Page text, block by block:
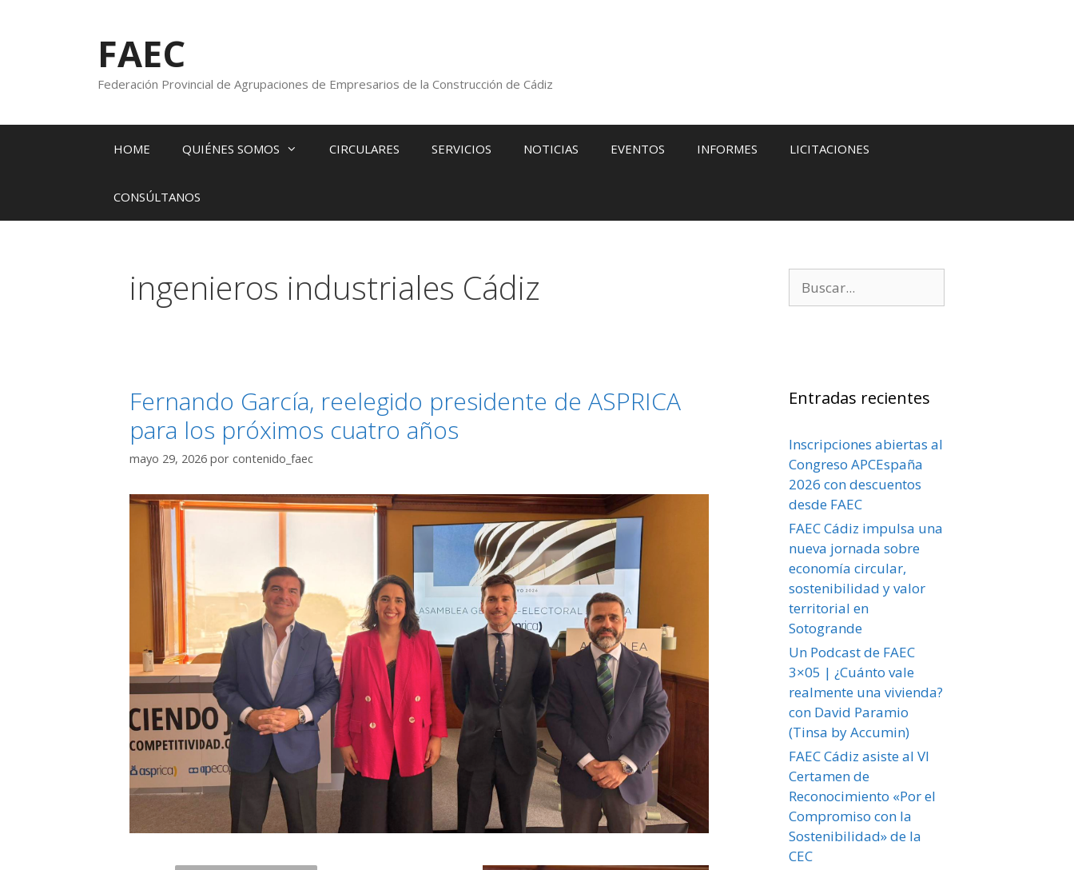
FAEC
Federación Provincial de Agrupaciones de Empresarios de la Construcción de Cádiz
HOME QUIÉNES SOMOS CIRCULARES SERVICIOS NOTICIAS EVENTOS INFORMES LICITACIONES
CONSÚLTANOS
ingenieros industriales Cádiz
Fernando García, reelegido presidente de ASPRICA
para los próximos cuatro años
mayo 29, 2026 por contenido_faec
Entradas recientes
Inscripciones abiertas al
Congreso APCEspaña
2026 con descuentos
desde FAEC
FAEC Cádiz impulsa una
nueva jornada sobre
economía circular,
sostenibilidad y valor
territorial en
Sotogrande
Un Podcast de FAEC
3×05 | ¿Cuánto vale
realmente una vivienda?
con David Paramio
(Tinsa by Accumin)
FAEC Cádiz asiste al VI
Certamen de
Reconocimiento «Por el
Compromiso con la
Sostenibilidad» de la
CEC